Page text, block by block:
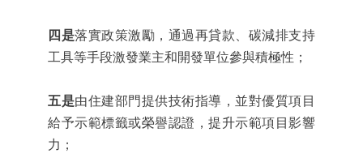
四是落實政策激勵，通過再貸款、碳減排支持
工具等手段激發業主和開發單位參與積極性；
五是由住建部門提供技術指導，並對優質項目
給予示範標籤或榮譽認證，提升示範項目影響
力；